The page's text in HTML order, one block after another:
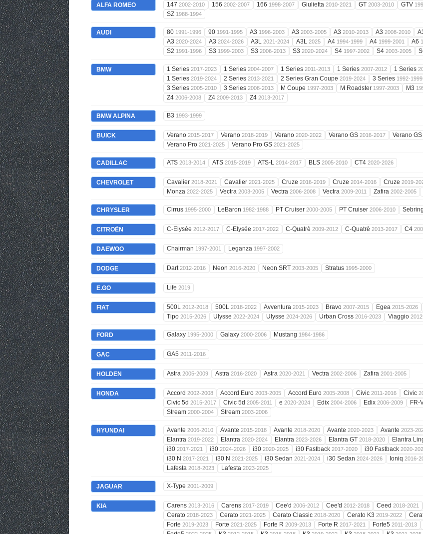
ALFA ROMEO 147 2002-2010 156 2002-2007 166 1998-2007 Giulietta 2010-2021 GT 2003-2010 GTV
SZ 1988-1994
AUDI 80 1991-1996 90 1991-1995 A3 1996-2003 A3 2003-2005 A3 2010-2013 A3 2008-2010
A3 2020-2024 A3 2024-2026 A3L 2021-2024 A3L 2025 A4 1994-1999 A4 1999-2001 A6
S2 1991-1996 S3 1999-2003 S3 2006-2013 S3 2020-2024 S4 1997-2002 S4 2003-2005
BMW 1 Series 2017-2023 1 Series 2004-2007 1 Series 2011-2013 1 Series 2007-2012 1 Series
1 Series 2019-2024 2 Series 2013-2021 2 Series Gran Coupe 2019-2024 3 Series 1992-1999
3 Series 2005-2010 3 Series 2008-2013 M Coupe 1997-2003 M Roadster 1997-2003 M3
Z4 2006-2008 Z4 2009-2013 Z4 2013-2017
BMW ALPINA B3 1993-1999
BUICK Verano 2015-2017 Verano 2018-2019 Verano 2020-2022 Verano GS 2016-2017 Verano GS
Verano Pro 2021-2025 Verano Pro GS 2021-2025
CADILLAC ATS 2013-2014 ATS 2015-2019 ATS-L 2014-2017 BLS 2005-2010 CT4 2020-2026
CHEVROLET Cavalier 2018-2021 Cavalier 2021-2025 Cruze 2016-2019 Cruze 2014-2016 Cruze 2019-
Monza 2022-2025 Vectra 2003-2005 Vectra 2006-2008 Vectra 2009-2011 Zafira 2002-2005
CHRYSLER Cirrus 1995-2000 LeBaron 1982-1988 PT Cruiser 2000-2005 PT Cruiser 2006-2010 Sebring
CITROËN C-Elysée 2012-2017 C-Elysée 2017-2022 C-Quatrè 2009-2012 C-Quatrè 2013-2017 C4
DAEWOO Chairman 1997-2001 Leganza 1997-2002
DODGE Dart2012-2016 Neon 2016-2020 Neon SRT 2003-2005 Stratus 1995-2000
E.GO Life 2019
FIAT 500L 2012-2018 500L 2018-2022 Avventura 2015-2023 Bravo 2007-2015 Egea 2015-2026
Tipo 2015-2026 Ulysse 2022-2024 Ulysse 2024-2026 Urban Cross 2016-2023 Viaggio
FORD Galaxy 1995-2000 Galaxy 2000-2006 Mustang 1984-1986
GAC GA5 2011-2016
HOLDEN Astra 2005-2009 Astra 2016-2020 Astra 2020-2021 Vectra 2002-2006 Zafira 2001-2005
HONDA Accord 2002-2008 Accord Euro 2003-2005 Accord Euro 2005-2008 Civic 2011-2016 Civic
Civic 5d 2015-2017 Civic 5d 2005-2011 e 2020-2024 Edix 2004-2006 Edix 2006-2009 FR-
Stream 2000-2004 Stream 2003-2006
HYUNDAI Avante 2006-2010 Avante 2015-2018 Avante 2018-2020 Avante 2020-2023 Avante 2023-
Elantra 2019-2022 Elantra 2020-2024 Elantra 2023-2026 Elantra GT 2018-2020 Elantra
i30 2017-2021 i30 2024-2026 i30 2020-2025 i30 Fastback 2017-2020 i30 Fastback 2020-
i30 N 2017-2021 i30 N 2021-2025 i30 Sedan 2021-2024 i30 Sedan 2024-2026 Ioniq 2016-
Lafesta 2018-2023 Lafesta 2023-2025
JAGUAR X-Type 2001-2009
KIA Carens 2013-2016 Carens 2017-2019 Cee'd 2006-2012 Cee'd 2012-2018 Ceed 2018-2021
Cerato 2018-2023 Cerato 2021-2025 Cerato Classic 2018-2020 Cerato K3 2019-2022
Forte 2019-2023 Forte 2021-2025 Forte R 2009-2013 Forte R 2017-2021 Forte5 2011-2013